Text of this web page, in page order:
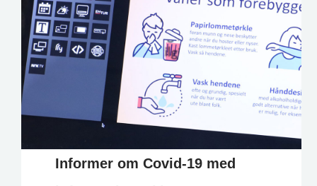
Informer om Covid-19 med